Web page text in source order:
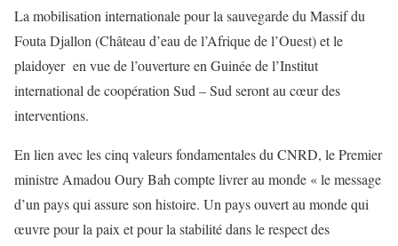
La mobilisation internationale pour la sauvegarde du Massif du
Fouta Djallon (Château d’eau de l’Afrique de l’Ouest) et le
plaidoyer en vue de l’ouverture en Guinée de l’Institut
international de coopération Sud – Sud seront au cœur des
interventions.
En lien avec les cinq valeurs fondamentales du CNRD, le Premier
ministre Amadou Oury Bah compte livrer au monde « le message
d’un pays qui assure son histoire. Un pays ouvert au monde qui
œuvre pour la paix et pour la stabilité dans le respect des